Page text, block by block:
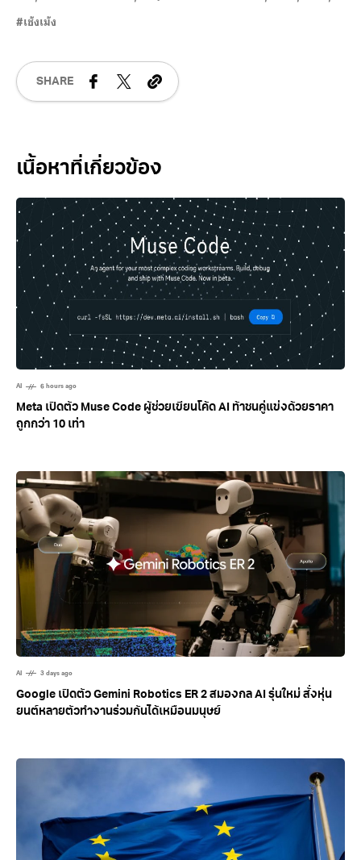
เช้งเม้ง
SHARE
Related Posts
AI 6 hours ago
Meta เปิดตัว Muse Code ผู้ช่วยเขียนโค้ด AI ท้าชนคู่แข่งด้วยราคา
ถูกกว่า 10 เท่า
AI 3 days ago
Google เปิดตัว Gemini Robotics ER 2 สมองกล AI รุ่นใหม่ สั่งหุ่น
ยนต์หลายตัวทำงานร่วมกันได้เหมือนมนุษย์